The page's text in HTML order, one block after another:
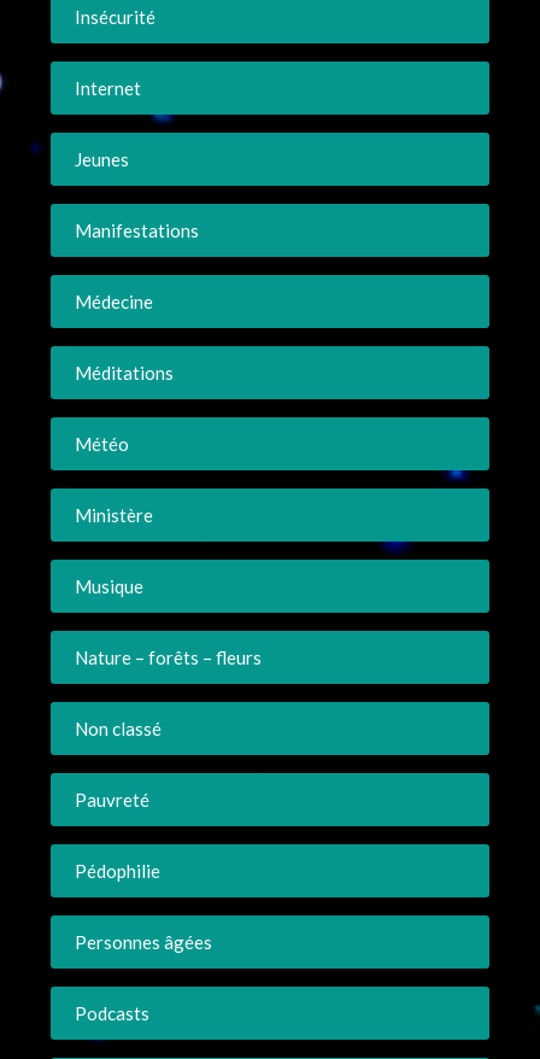
Insécurité
Internet
Jeunes
Manifestations
Médecine
Méditations
Météo
Ministère
Musique
Nature – forêts – fleurs
Non classé
Pauvreté
Pédophilie
Personnes âgées
Podcasts